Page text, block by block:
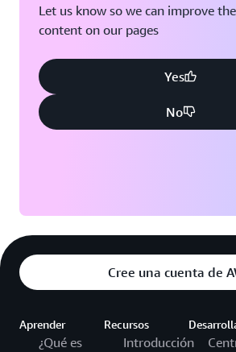
Let us know so we can improve
content on our pages
Yes
No
Cree una cuenta de
Aprender
¿Qué es
Recursos
Introducción